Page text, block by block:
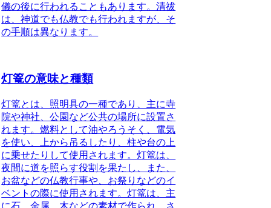
儀の後に行われることもあります。清祓
は、神道でも仏教でも行われますが、そ
の手順は異なります。
灯篭の意味と種類
灯篭とは 、照明具の一種であり、主に寺
院や神社、公園など公共の場所に設置さ
れます。燃料として油やろうそく、電気
を使い、上から吊るしたり、柱や台の上
に乗せたりして使用されます。灯篭は、
夜間に道を照らす役割を果たし、また、
お盆などの仏教行事や、お祭りなどのイ
ベントの際に使用されます。灯篭は、主
に石、金属、木などの素材で作られ、さ